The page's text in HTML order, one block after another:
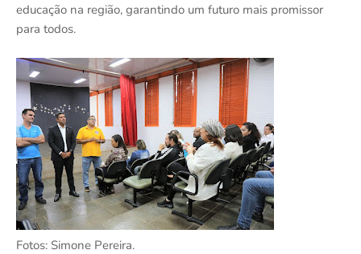
educação na região, garantindo um futuro mais promissor
para todos.
Fotos: Simone Pereira.